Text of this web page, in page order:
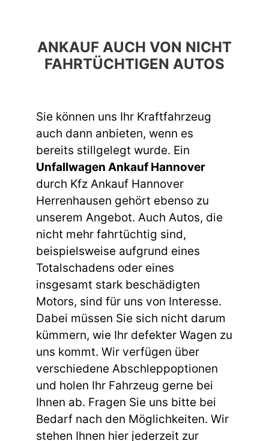
ANKAUF AUCH VON NICHT
FAHRTÜCHTIGEN AUTOS
Sie können uns Ihr Kraftfahrzeug
auch dann anbieten, wenn es
bereits stillgelegt wurde. Ein
Unfallwagen Ankauf Hannover
durch Kfz Ankauf Hannover
Herrenhausen gehört ebenso zu
unserem Angebot. Auch Autos, die
nicht mehr fahrtüchtig sind,
beispielsweise aufgrund eines
Totalschadens oder eines
insgesamt stark beschädigten
Motors, sind für uns von Interesse.
Dabei müssen Sie sich nicht darum
kümmern, wie Ihr defekter Wagen zu
uns kommt. Wir verfügen über
verschiedene Abschleppoptionen
und holen Ihr Fahrzeug gerne bei
Ihnen ab. Fragen Sie uns bitte bei
Bedarf nach den Möglichkeiten. Wir
stehen Ihnen hier jederzeit zur